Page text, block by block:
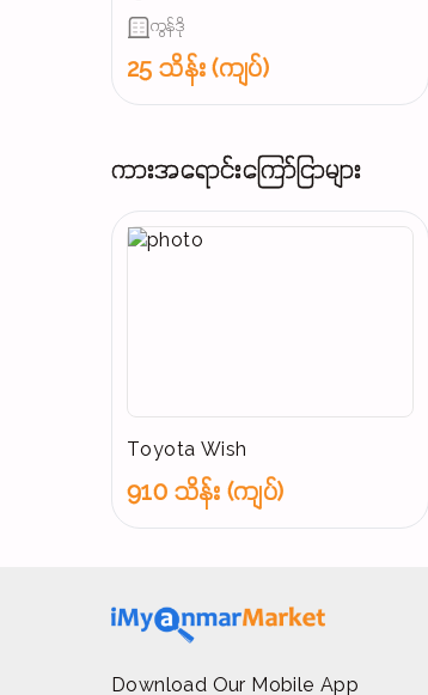
ကွန်ဒို
25 သိန်း (ကျပ်)
ကားအရောင်းကြော်ငြာများ
Toyota Wish
910 သိန်း (ကျပ်)
Download Our Mobile App